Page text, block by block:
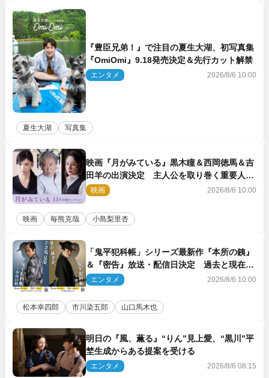
『豊臣兄弟！』で注目の夏生大湖、初写真集
『OmiOmi』9.18発売決定＆先行カット解禁
エンタメ 2026/8/6 10:00
夏生大湖 写真集
映画『月がみている』黒木瞳＆西岡徳馬＆吉
田羊の出演決定 主人公を取り巻く重要人物
を演じる
映画 2026/8/6 10:00
映画 毎熊克哉 小島梨里杏
「鬼平犯科帳」シリーズ最新作『本所の銕』
＆『密告』放送・配信日決定 過去と現在が
繋がるビジュアルも解禁
エンタメ 2026/8/6 10:00
松本幸四郎 市川染五郎 山口馬木也
明日の『風、薫る』“りん”見上愛、“黒川”平
埜生成からある提案を受ける
エンタメ 2026/8/6 08:15